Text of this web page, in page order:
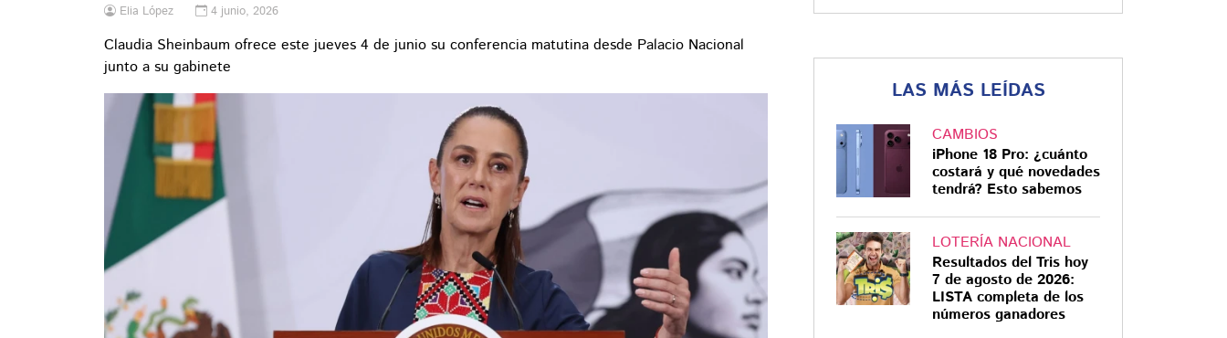
Elia López 4 junio, 2026
Claudia Sheinbaum ofrece este jueves 4 de junio su conferencia matutina desde Palacio Nacional
junto a su gabinete
LAS MÁS LEÍDAS
CAMBIOS
iPhone 18 Pro: ¿cuánto
costará y qué novedades
tendrá? Esto sabemos
LOTERÍA NACIONAL
Resultados del Tris hoy
7 de agosto de 2026:
LISTA completa de los
números ganadores